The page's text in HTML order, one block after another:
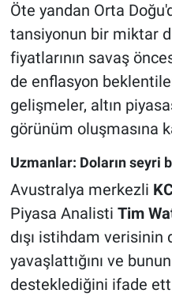
Öte yandan Orta
tansiyonun bir miktar
fiyatlarının savaş
de enflasyon
gelişmeler, altın
görünüm oluşmasına
Uzmanlar: Doların seyri
Avustralya merkezli
Piyasa Analisti Tim
dışı istihdam verisinin
yavaşlattığını ve
desteklediğini ifade